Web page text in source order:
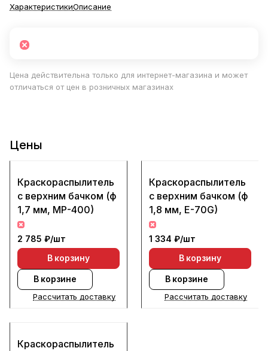
ХарактеристикиОписание
Цена действительна только для интернет-магазина и может
отличаться от цен в розничных магазинах
Цены
Краскораспылитель
с верхним бачком (ф
1,7 мм, МР-400)
2 785 ₽/шт
В корзину
В корзине
Рассчитать доставку
Краскораспылитель
с верхним бачком (ф
1,8 мм, Е-70G)
1 334 ₽/шт
В корзину
В корзине
Рассчитать доставку
Краскораспылитель